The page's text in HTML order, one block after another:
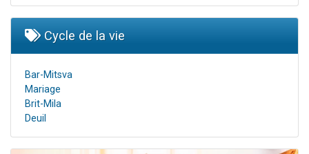
Cycle de la vie
Bar-Mitsva
Mariage
Brit-Mila
Deuil